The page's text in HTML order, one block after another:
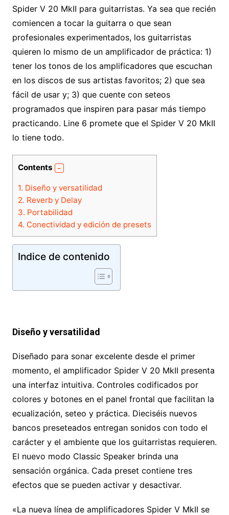
Spider V 20 MkII para guitarristas. Ya sea que recién
comiencen a tocar la guitarra o que sean
profesionales experimentados, los guitarristas
quieren lo mismo de un amplificador de práctica: 1)
tener los tonos de los amplificadores que escuchan
en los discos de sus artistas favoritos; 2) que sea
fácil de usar y; 3) que cuente con seteos
programados que inspiren para pasar más tiempo
practicando. Line 6 promete que el Spider V 20 MkII
lo tiene todo.
Contents
1. Diseño y versatilidad
2. Reverb y Delay
3. Portabilidad
4. Conectividad y edición de presets
Indice de contenido
Diseño y versatilidad
Diseñado para sonar excelente desde el primer
momento, el amplificador Spider V 20 MkII presenta
una interfaz intuitiva. Controles codificados por
colores y botones en el panel frontal que facilitan la
ecualización, seteo y práctica. Dieciséis nuevos
bancos preseteados entregan sonidos con todo el
carácter y el ambiente que los guitarristas requieren.
El nuevo modo Classic Speaker brinda una
sensación orgánica. Cada preset contiene tres
efectos que se pueden activar y desactivar.
«La nueva línea de amplificadores Spider V MkII se